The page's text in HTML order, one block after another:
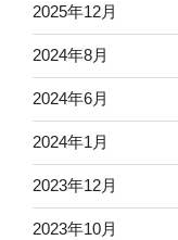
2025年12月
2024年8月
2024年6月
2024年1月
2023年12月
2023年10月